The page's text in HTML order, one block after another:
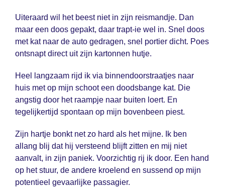
Uiteraard wil het beest niet in zijn reismandje. Dan
maar een doos gepakt, daar trapt-ie wel in. Snel doos
met kat naar de auto gedragen, snel portier dicht. Poes
ontsnapt direct uit zijn kartonnen hutje.
Heel langzaam rijd ik via binnendoorstraatjes naar
huis met op mijn schoot een doodsbange kat. Die
angstig door het raampje naar buiten loert. En
tegelijkertijd spontaan op mijn bovenbeen piest.
Zijn hartje bonkt net zo hard als het mijne. Ik ben
allang blij dat hij versteend blijft zitten en mij niet
aanvalt, in zijn paniek. Voorzichtig rij ik door. Een hand
op het stuur, de andere kroelend en sussend op mijn
potentieel gevaarlijke passagier.